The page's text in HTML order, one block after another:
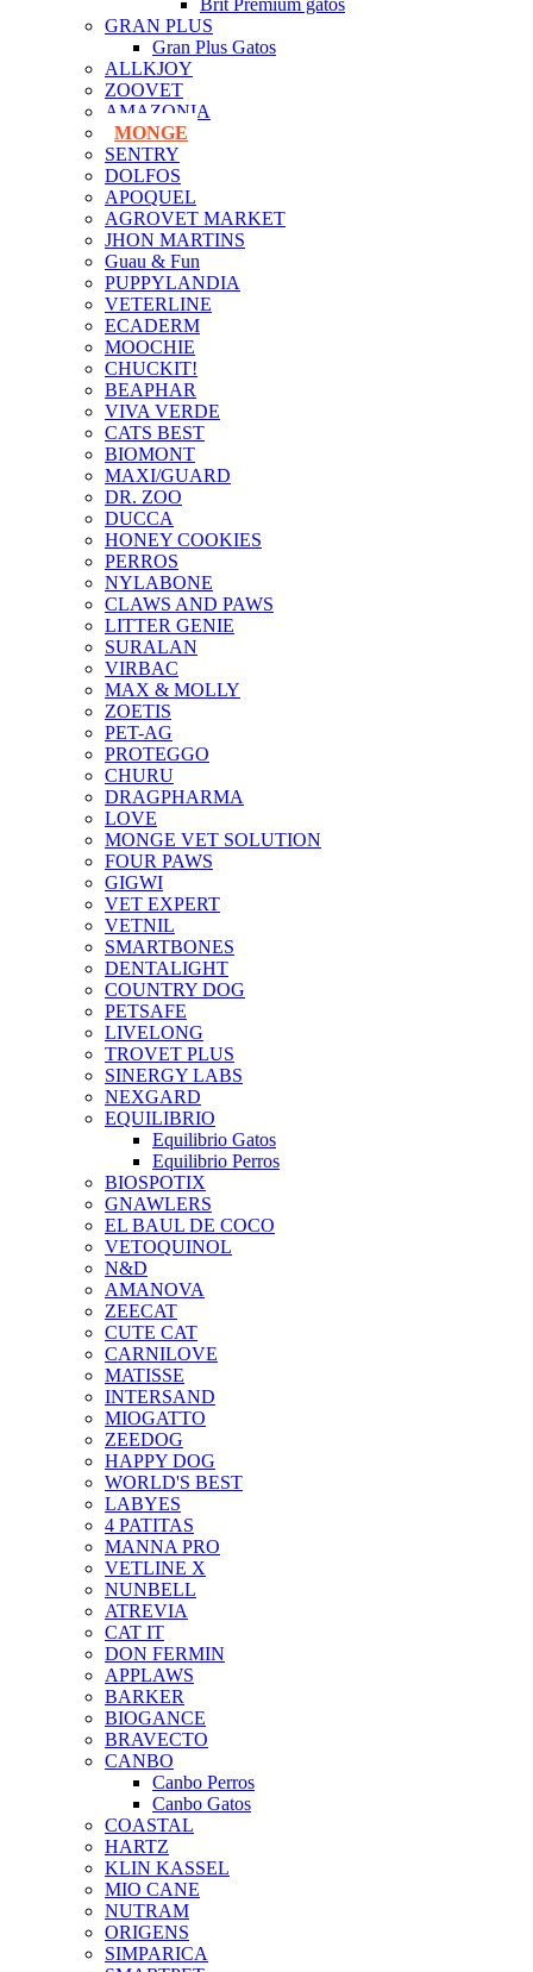
GRAN PLUS
Gran Plus Gatos
ALLKJOY
ZOOVET
AMAZONIA
MONGE
SENTRY
DOLFOS
APOQUEL
AGROVET MARKET
JHON MARTINS
Guau & Fun
PUPPYLANDIA
VETERLINE
ECADERM
MOOCHIE
CHUCKIT!
BEAPHAR
VIVA VERDE
CATS BEST
BIOMONT
MAXI/GUARD
DR. ZOO
DUCCA
HONEY COOKIES
PERROS
NYLABONE
CLAWS AND PAWS
LITTER GENIE
SURALAN
VIRBAC
MAX & MOLLY
ZOETIS
PET-AG
PROTEGGO
CHURU
DRAGPHARMA
LOVE
MONGE VET SOLUTION
FOUR PAWS
GIGWI
VET EXPERT
VETNIL
SMARTBONES
DENTALIGHT
COUNTRY DOG
PETSAFE
LIVELONG
TROVET PLUS
SINERGY LABS
NEXGARD
EQUILIBRIO
Equilibrio Gatos
Equilibrio Perros
BIOSPOTIX
GNAWLERS
EL BAUL DE COCO
VETOQUINOL
N&D
AMANOVA
ZEECAT
CUTE CAT
CARNILOVE
MATISSE
INTERSAND
MIOGATTO
ZEEDOG
HAPPY DOG
WORLD'S BEST
LABYES
4 PATITAS
MANNA PRO
VETLINE X
NUNBELL
ATREVIA
CAT IT
DON FERMIN
APPLAWS
BARKER
BIOGANCE
BRAVECTO
CANBO
Canbo Perros
Canbo Gatos
COASTAL
HARTZ
KLIN KASSEL
MIO CANE
NUTRAM
ORIGENS
SIMPARICA